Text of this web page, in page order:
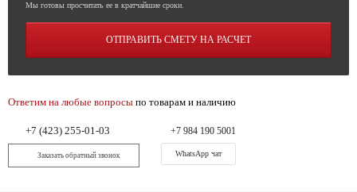
Мы готовы просчитать ее в кратчайшие сроки.
ОТПРАВИТЬ СМЕТУ НА РАСЧЕТ
Ответим на любые вопросы по товарам и наличию
+7 (423) 255-01-03
Заказать обратный звонок
+7 984 190 5001
WhatsApp чат